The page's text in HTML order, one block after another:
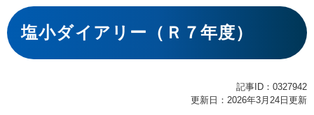
本
文
塩小ダイアリー（Ｒ７年度）
記事ID：0327942
更新日：2026年3月24日更新